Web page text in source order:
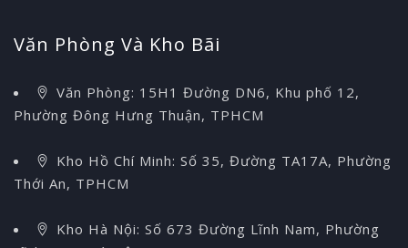
Văn Phòng Và Kho Bãi
Văn Phòng: 15H1 Đường DN6, Khu phố 12,
Phường Đông Hưng Thuận, TPHCM
Kho Hồ Chí Minh: Số 35, Đường TA17A, Phường
Thới An, TPHCM
Kho Hà Nội: Số 673 Đường Lĩnh Nam, Phường